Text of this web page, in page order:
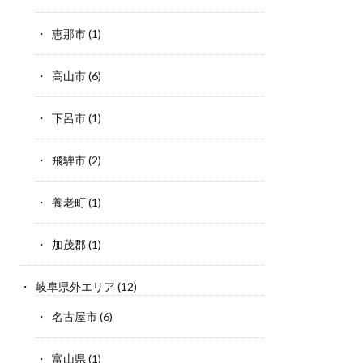
恵那市(1)
高山市(6)
下呂市(1)
飛騨市(2)
養老町(1)
加茂郡(1)
岐阜県外エリア (12)
名古屋市(6)
富山県 (1)